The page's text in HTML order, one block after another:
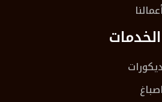
أعمالنا
الخدمات
ديكورات
اصباغ